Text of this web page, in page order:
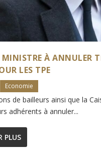
MINISTRE À ANNULER
LES TPE
Economie
de bailleurs ainsi que la
adhérents à annuler...
PLUS